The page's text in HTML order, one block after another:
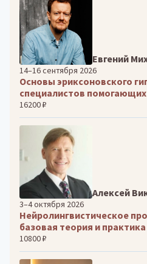
Евгений
14–16 сентября 2026
Основы эриксоновского
специалистов
16200 ₽
Алексей
3–4 октября 2026
Нейролингвистическое
базовая теория и практика
10800 ₽